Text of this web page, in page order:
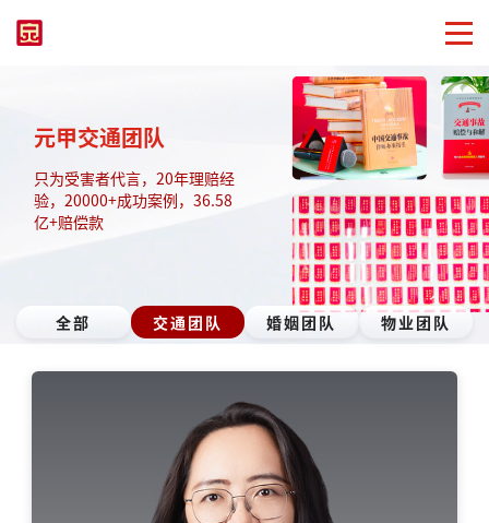
元甲交通团队
只为受害者代言，20年理赔经
验，20000+成功案例，36.58
亿+赔偿款
全部 交通团队 婚姻团队 物业团队